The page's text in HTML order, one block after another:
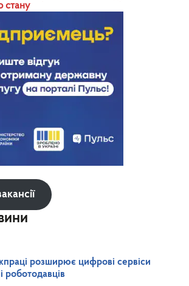
стану
розширює цифрові сервіси
роботодавців